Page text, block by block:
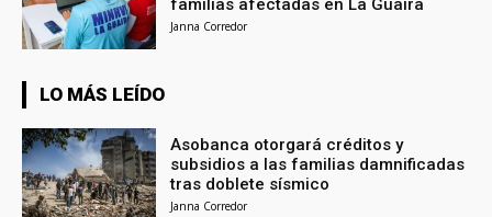
familias afectadas en La Guaira
Janna Corredor
LO MÁS LEÍDO
Asobanca otorgará créditos y
subsidios a las familias damnificadas
tras doblete sísmico
Janna Corredor